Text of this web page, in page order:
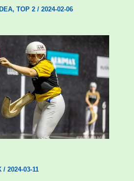
, TOP 2/ 2024-02-06
jokatuko den
zesta finaleko sarrerak
/ 2024-03-11